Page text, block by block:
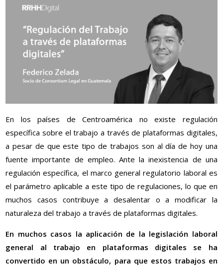
En los países de Centroamérica no existe regulación
específica sobre el trabajo a través de plataformas digitales,
a pesar de que este tipo de trabajos son al día de hoy una
fuente importante de empleo. Ante la inexistencia de una
regulación específica, el marco general regulatorio laboral es
el parámetro aplicable a este tipo de regulaciones, lo que en
muchos casos contribuye a desalentar o a modificar la
naturaleza del trabajo a través de plataformas digitales.
En muchos casos la aplicación de la legislación laboral
general al trabajo en plataformas digitales se ha
convertido en un obstáculo, para que estos trabajos en